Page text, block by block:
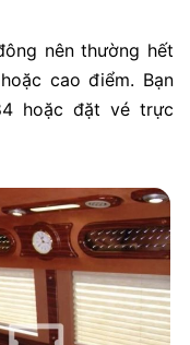
nên thường hết
cao điểm. Bạn
hoặc đặt vé trực